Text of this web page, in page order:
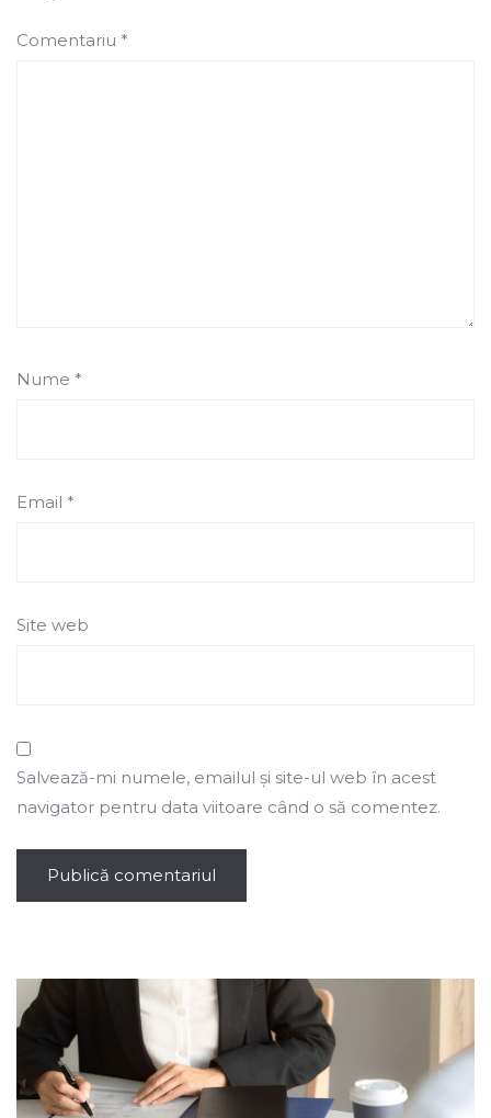
Comentariu *
Nume *
Email *
Site web
Salvează-mi numele, emailul și site-ul web în acest
navigator pentru data viitoare când o să comentez.